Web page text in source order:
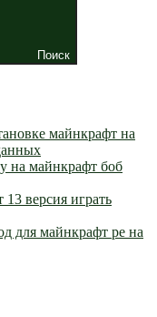
Поиск
майнкрафт на
на майнкрафт боб
версия играть
для майнкрафт pe на